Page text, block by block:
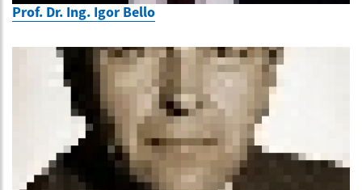
Prof. Dr. Ing. Igor Bello